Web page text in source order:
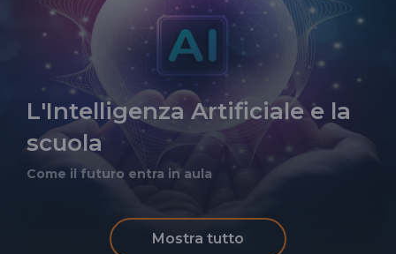
L'Intelligenza Artificiale e la
scuola
Come il futuro entra in aula
Mostra tutto